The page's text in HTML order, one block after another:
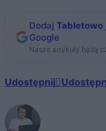
Dodaj Tabletowo
Google
Nasze artykuły będą
Udostępnij